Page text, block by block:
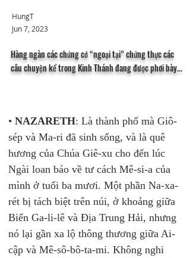
HungT
Jun 7, 2023
Hàng ngàn các chứng cớ “ngoại tại” chứng thực các
câu chuyện kể trong Kinh Thánh đang được phơi bày...
• NAZARETH: Là thành phố mà Giô-
sép và Ma-ri đã sinh sống, và là quê
hương của Chúa Giê-xu cho đến lúc
Ngài loan báo về tư cách Mê-si-a của
mình ở tuổi ba mươi. Một phần Na-xa-
rét bị tách biệt trên núi, ở khoảng giữa
Biển Ga-li-lê và Địa Trung Hải, nhưng
nó lại gần xa lộ thông thương giữa Ai-
cập và Mê-sô-bô-ta-mi. Không nghi